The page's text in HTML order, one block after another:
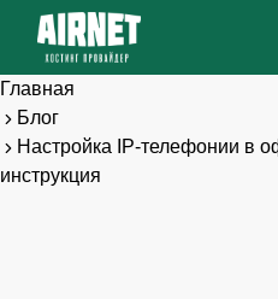
Главная
Блог
Настройка IP-телефонии в
инструкция